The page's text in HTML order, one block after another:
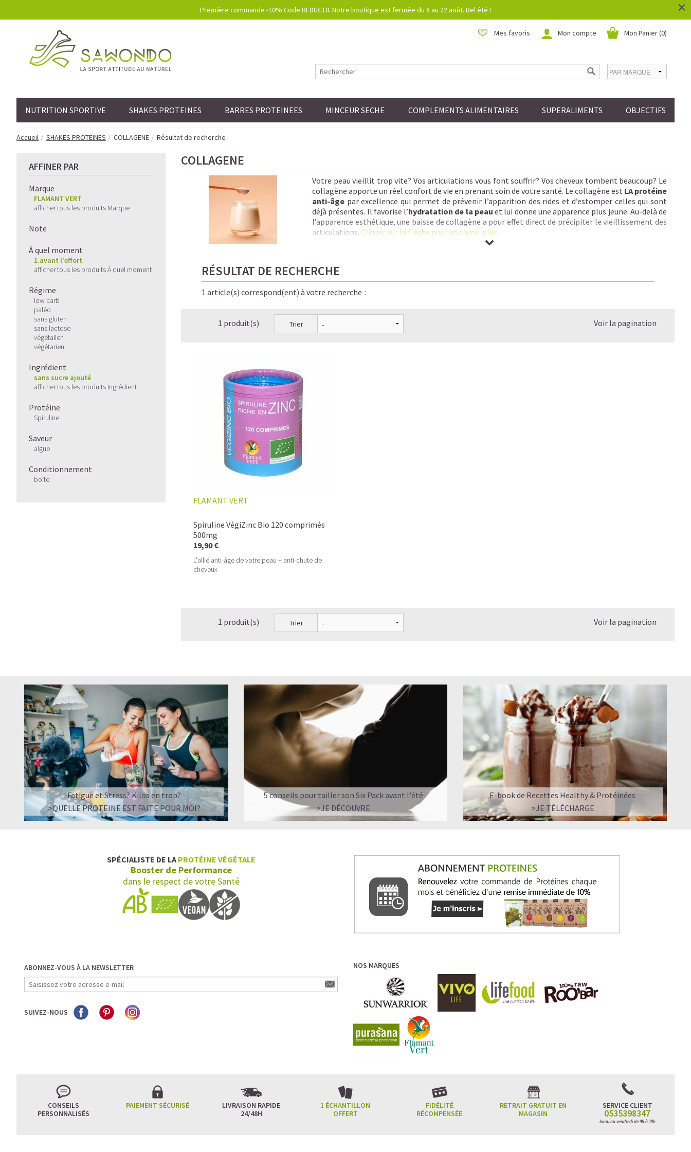
Première commande -10% Code REDUC10. Notre boutique est fermée du 8 au 22 août. Bel été ! ×
Mon Panier (0)
Mon compte
Mes favoris
NUTRITION SPORTIVE SHAKES PROTEINES BARRES PROTEINEES MINCEUR SECHE COMPLEMENTS ALIMENTAIRES SUPERALIMENTS OBJECTIFS
Accueil SHAKES PROTEINES COLLAGENE Résultat de recherche
AFFINER PAR
Marque
FLAMANT VERT
afficher tous les produits Marque
Note
À quel moment
1.avant l'effort
afficher tous les produits À quel moment
Régime
low carb
paléo
sans gluten
sans lactose
végétalien
végétarien
Ingrédient
sans sucre ajouté
afficher tous les produits Ingrédient
Protéine
Spiruline
Saveur
algue
Conditionnement
boîte
COLLAGENE
Votre peau vieillit trop vite? Vos articulations vous font souffrir? Vos cheveux tombent beaucoup? Le
collagène apporte un réel confort de vie en prenant soin de votre santé. Le collagène est LA protéine
anti-âge par excellence qui permet de prévenir l’apparition des rides et d’estomper celles qui sont
déjà présentes. Il favorise l’hydratation de la peau et lui donne une apparence plus jeune. Au-delà de
l’apparence esthétique, une baisse de collagène a pour effet direct de précipiter le vieillissement des
articulations. Cliquer sur la flèche pour en savoir plus.
En savoir plus sur notrecollagène végétal:
Les bienfaits méconnus du Collagène
Comment consommer du Collagène en poudre?
Le Collagène peut-il faire maigrir?
Quelles sont les associations possibles avec le Collagène pour une meilleure efficacité ?
Quand faut-il prendre du Collagène?
Shake protéiné ou Collagène : comment choisir ?
Nos recettes à base de Collagène végan
RÉSULTAT DE RECHERCHE
1 article(s) correspond(ent) à votre recherche :
1 produit(s) Trier Voir la pagination
FLAMANT VERT
Spiruline VégiZinc Bio 120 comprimés
500mg
19,90 €
L'allié anti-âge de votre peau + anti-chute de
cheveux
1 produit(s) Trier Voir la pagination
Fatigue et Stress? Kilos en trop?
>QUELLE PROTEINE EST FAITE POUR MOI?
5 conseils pour tailler son Six Pack avant l'été
>JE DÉCOUVRE
E-book de Recettes Healthy & Protéinées
>JE TÉLÉCHARGE
SPÉCIALISTE DE LA PROTÉINE VÉGÉTALE
Booster de Performance
dans le respect de votre Santé
ABONNEZ-VOUS À LA NEWSLETTER
SUIVEZ-NOUS
NOS MARQUES
CONSEILS
PERSONNALISÉS
PAIEMENT SÉCURISÉ
LIVRAISON RAPIDE
24/48H
1 ÉCHANTILLON
OFFERT
FIDÉLITÉ
RÉCOMPENSÉE
RETRAIT GRATUIT EN
MAGASIN
SERVICE CLIENT
0535398347
lundi au vendredi de 9h à 19h